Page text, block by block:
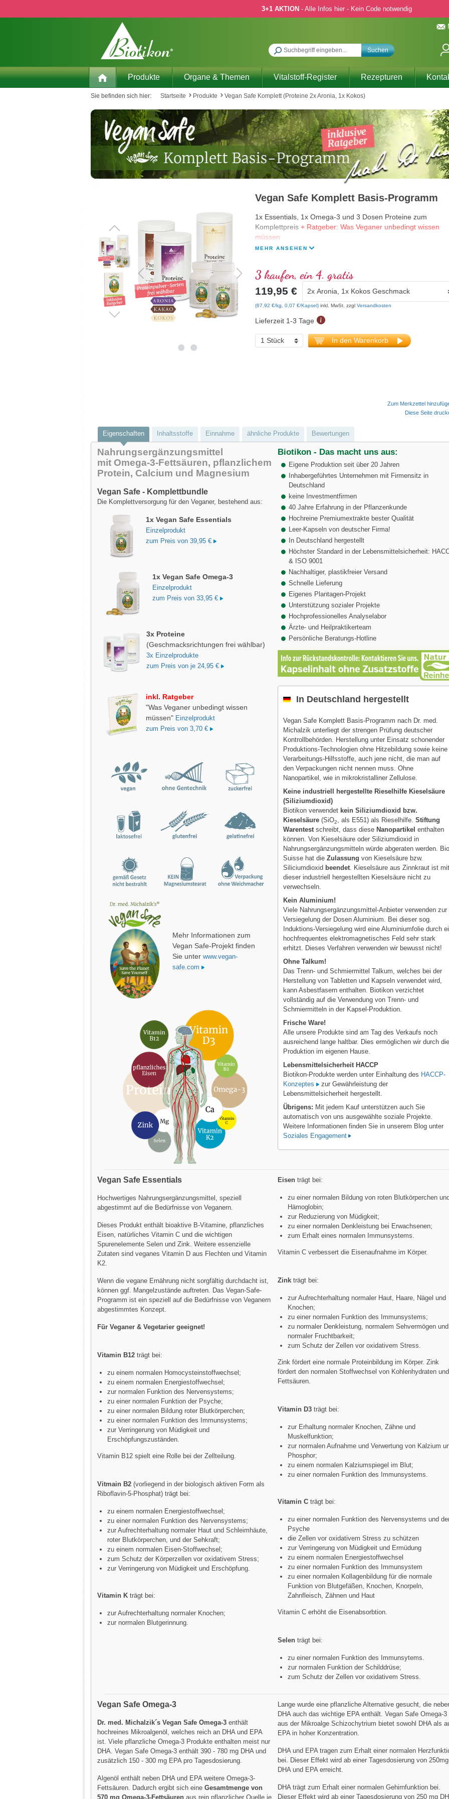
3+1 AKTION - Alle Infos hier - Kein Code notwendig
Suchen
Produkte Organe & Themen Vitalstoff-Register Rezepturen
Sie befinden sich hier: Startseite Produkte Vegan Safe Komplett (Proteine 2x Aronia, 1x Kokos)
Vegan Safe Komplett Basis-Programm
1x Essentials, 1x Omega-3 und 3 Dosen Proteine zum
Komplettpreis + Ratgeber: Was Veganer unbedingt wissen
müssen
MEHR ANSEHEN
3 kaufen, ein 4. gratis
119,95 €
(67,92 €/kg, 0,07 €/Kapsel) inkl. MwSt. zzgl Versandkosten
Lieferzeit 1-3 Tage
In den Warenkorb
Zum Merkzettel
Diese Seite
Eigenschaften Inhaltsstoffe Einnahme ähnliche Produkte Bewertungen
Nahrungsergänzungsmittel
mit Omega-3-Fettsäuren, pflanzlichem
Protein, Calcium und Magnesium
Vegan Safe - Komplettbundle
Die Komplettversorgung für den Veganer, bestehend aus:
1x Vegan Safe Essentials
Einzelprodukt
zum Preis von 39,95 €
1x Vegan Safe Omega-3
Einzelprodukt
zum Preis von 33,95 €
3x Proteine
(Geschmacksrichtungen frei wählbar)
3x Einzelprodukte
zum Preis von je 24,95 €
inkl. Ratgeber
"Was Veganer unbedingt wissen
müssen" Einzelprodukt
zum Preis von 3,70 €
Mehr Informationen zum
Vegan Safe-Projekt finden
Sie unter www.vegan-
safe.com
Biotikon - Das macht uns aus:
Eigene Produktion seit über 20 Jahren
Inhabergeführtes Unternehmen mit Firmensitz in
Deutschland
keine Investmentfirmen
40 Jahre Erfahrung in der Pflanzenkunde
Hochreine Premiumextrakte bester Qualität
Leer-Kapseln von deutscher Firma!
In Deutschland hergestellt
Höchster Standard in der Lebensmittelsicherheit:
& ISO 9001
Nachhaltiger, plastikfreier Versand
Schnelle Lieferung
Eigenes Plantagen-Projekt
Unterstützung sozialer Projekte
Hochprofessionelles Analyselabor
Ärzte- und Heilpraktikerteam
Persönliche Beratungs-Hotline
In Deutschland hergestellt
Vegan Safe Komplett Basis-Programm nach Dr. med.
Michalzik unterliegt der strengen Prüfung deutscher
Kontrollbehörden. Herstellung unter Einsatz schonender
Produktions-Technologien ohne Hitzebildung sowie keine
Verarbeitungs-Hilfsstoffe, auch jene nicht, die man auf
den Verpackungen nicht nennen muss. Ohne
Nanopartikel, wie in mikrokristalliner Zellulose.
Keine industriell hergestellte Rieselhilfe Kieselsäure
(Siliziumdioxid)
Biotikon verwendet kein Siliziumdioxid bzw.
Kieselsäure (SiO2, als E551) als Rieselhilfe.Stiftung
Warentestschreibt, dass diese Nanopartikel enthalten
können. Von Kieselsäure oder Siliziumdioxid in
Nahrungsergänzungsmitteln würde abgeraten werden.
Suisse hat dieZulassung von Kieselsäure bzw.
Siliciumdioxid beendet. Kieselsäure aus Zinnkraut ist
dieser industriell hergestellten Kieselsäure nicht zu
verwechseln.
Kein Aluminium!
Viele Nahrungsergänzungsmittel-Anbieter verwenden zur
Versiegelung der Dosen Aluminium. Bei dieser sog.
Induktions-Versiegelung wird eine Aluminiumfolie durch
hochfrequentes elektromagnetisches Feld sehr stark
erhitzt. Dieses Verfahren verwenden wir bewusst nicht!
Ohne Talkum!
Das Trenn- und Schmiermittel Talkum, welches bei der
Herstellung von Tabletten und Kapseln verwendet wird,
kann Asbestfasern enthalten. Biotikon verzichtet
vollständig auf die Verwendung von Trenn- und
Schmiermitteln in der Kapsel-Produktion.
Frische Ware!
Alle unsere Produkte sind am Tag des Verkaufs noch
ausreichend lange haltbar. Dies ermöglichen wir durch
Produktion im eigenen Hause.
Lebensmittelsicherheit HACCP
Biotikon-Produkte werden unter Einhaltung des HACCP-
Konzeptes
zur Gewährleistung der
Lebensmittelsicherheit hergestellt.
Übrigens: Mit jedem Kauf unterstützen auch Sie
automatisch von uns ausgewählte soziale Projekte.
Weitere Informationen finden Sie in unserem Blog unter
Soziales Engagement
Vegan Safe Essentials
Hochwertiges Nahrungsergänzungsmittel, speziell
abgestimmt auf die Bedürfnisse von Veganern.
Dieses Produkt enthält bioaktive B-Vitamine, pflanzliches
Eisen, natürliches Vitamin C und die wichtigen
Spurenelemente Selen und Zink. Weitere essenzielle
Zutaten sind veganes Vitamin D aus Flechten und Vitamin
K2.
Wenn die vegane Ernährung nicht sorgfältig durchdacht ist,
können ggf. Mangelzustände auftreten. Das Vegan-Safe-
Programm ist ein speziell auf die Bedürfnisse von Veganern
abgestimmtes Konzept.
Für Veganer & Vegetarier geeignet!
Vitamin B12 trägt bei:
zu einem normalen Homocysteinstoffwechsel;
zu einem normalen Energiestoffwechsel;
zur normalen Funktion des Nervensystems;
zu einer normalen Funktion der Psyche;
zu einer normalen Bildung roter Blutkörperchen;
zu einer normalen Funktion des Immunsystems;
zur Verringerung von Müdigkeit und
Erschöpfungszuständen.
Vitamin B12 spielt eine Rolle bei der Zellteilung.
Vitmain B2 (vorliegend in der biologisch aktiven Form als
Riboflavin-5-Phosphat) trägt bei:
zu einem normalen Energiestoffwechsel;
zu einer normalen Funktion des Nervensystems;
zur Aufrechterhaltung normaler Haut und Schleimhäute,
roter Blutkörperchen, und der Sehkraft;
zu einem normalen Eisen-Stoffwechsel;
zum Schutz der Körperzellen vor oxidativem Stress;
zur Verringerung von Müdigkeit und Erschöpfung.
Vitamin K trägt bei:
zur Aufrechterhaltung normaler Knochen;
zur normalen Blutgerinnung.
Eisen trägt bei:
zu einer normalen Bildung von roten Blutkörperchen
Hämoglobin;
zur Reduzierung von Müdigkeit;
zu einer normalen Denkleistung bei Erwachsenen;
zum Erhalt eines normalen Immunsystems.
Vitamin C verbessert die Eisenaufnahme im Körper.
Zink trägt bei:
zur Aufrechterhaltung normaler Haut, Haare, Nägel und
Knochen;
zu einer normalen Funktion des Immunsystems;
zu normaler Denkleistung, normalem Sehvermögen und
normaler Fruchtbarkeit;
zum Schutz der Zellen vor oxidativem Stress.
Zink fördert eine normale Proteinbildung im Körper. Zink
fördert den normalen Stoffwechsel von Kohlenhydraten und
Fettsäuren.
Vitamin D3 trägt bei:
zur Erhaltung normaler Knochen, Zähne und
Muskelfunktion;
zur normalen Aufnahme und Verwertung von Kalzium
Phosphor;
zu einem normalen Kalziumspiegel im Blut;
zu einer normalen Funktion des Immunsystems.
Vitamin C trägt bei:
zu einer normalen Funktion des Nervensystems und
Psyche
die Zellen vor oxidativem Stress zu schützen
zur Verringerung von Müdigkeit und Ermüdung
zu einem normalen Energiestoffwechsel
zu einer normalen Funktion des Immunsystem
zu einer normalen Kollagenbildung für die normale
Funktion von Blutgefäßen, Knochen, Knorpeln,
Zahnfleisch, Zähnen und Haut
Vitamin C erhöht die Eisenabsorbtion.
Selen trägt bei:
zu einer normalen Funktion des Immunsytems.
zur normalen Funktion der Schilddrüse;
zum Schutz der Zellen vor oxidativem Stress.
Vegan Safe Omega-3
Dr. med. Michalzik´s Vegan Safe Omega-3 enthält
hochreines Mikroalgenöl, welches reich an DHA und EPA
ist. Viele pflanzliche Omega-3 Produkte enthalten meist nur
DHA. Vegan Safe Omega-3 enthält 390 - 780 mg DHA und
zusätzlich 150 - 300 mg EPA pro Tagesdosierung.
Algenöl enthält neben DHA und EPA weitere Omega-3-
Fettsäuren. Dadurch ergibt sich eine Gesamtmenge von
570 mg Omega-3-Fettsäuren aus rein pflanzlicher Quelle je
Lange wurde eine pflanzliche Alternative gesucht, die
DHA auch das wichtige EPA enthält. Vegan Safe Omega-3
aus der Mikroalge Schizochytrium bietet sowohl DHA als
EPA in hoher Konzentration.
DHA und EPA tragen zum Erhalt einer normalen
bei. Dieser Effekt wird ab einer Tagesdosierung von 250mg
DHA und EPA erreicht.
DHA trägt zum Erhalt einer normalen Gehirnfunktion bei.
Dieser Effekt wird ab einer Tagesdosierung von 250 mg